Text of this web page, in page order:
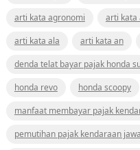
arti kata agronomi
arti kata
arti kata ala
arti kata an
denda telat bayar pajak honda
honda revo
honda scoopy
manfaat membayar pajak
pemutihan pajak kendaraan